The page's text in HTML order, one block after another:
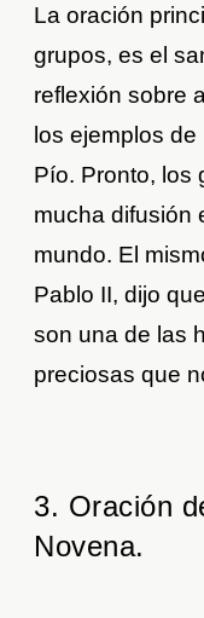
La oración
grupos, es el
reflexión sobre
los ejemplos
Pío. Pronto, los
mucha difusión
mundo. El
Pablo II, dijo
son una de las
preciosas que
3. Oración
Novena.